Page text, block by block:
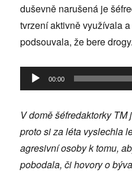
duševně narušená je
tvrzení aktivně využívala
podsouvala, že bere drogy.
Audio
přehrávač
00:00
V domě šéfredaktorky
proto si za léta vyslechla
agresivní osoby k tomu,
pobodala, či hovory o